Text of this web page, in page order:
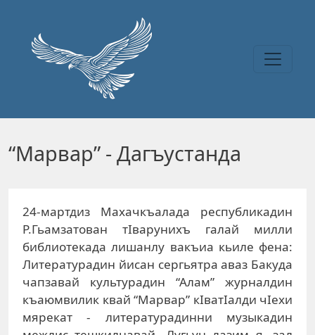
“Марвар” - Дагъустанда
24-мартдиз Махачкъалада республикадин
Р.Гьамзатован тIварунихъ галай милли
библиотекада лишанлу вакъиа кьиле фена:
Литературадин йисан сергьятра аваз Бакуда
чапзавай культурадин “Алам” журналдин
къаюмвилик квай “Марвар” кIватIалди чIехи
мярекат - литературадинни музыкадин